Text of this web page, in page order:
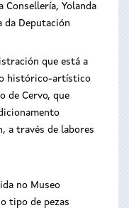
Consellería, Yolanda
da Deputación
que está a
histórico-artístico
de Cervo, que
a través de labores
no Museo
tipo de pezas